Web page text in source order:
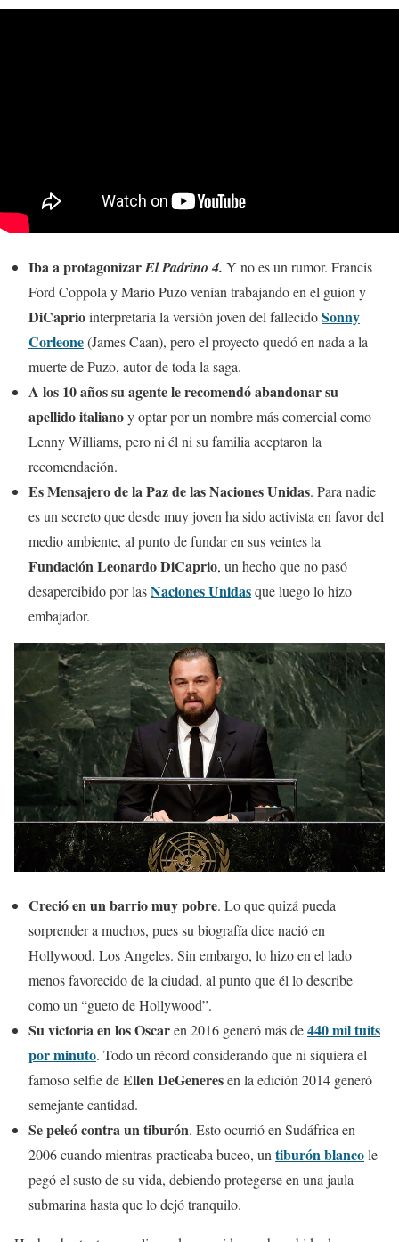
Iba a protagonizarEl Padrino 4. Y no es un rumor. Francis
Ford Coppola y Mario Puzo venían trabajando en el guion y
DiCapriointerpretaría la versión joven del fallecidoSonny
Corleone(James Caan), pero el proyecto quedó en nada a la
muerte de Puzo, autor de toda la saga.
A los 10 años su agente le recomendó abandonar su
apellido italianoy optar por un nombre más comercial como
Lenny Williams, pero ni él ni su familia aceptaron la
recomendación.
Es Mensajero de la Paz de las Naciones Unidas. Para nadie
es un secreto que desde muy joven ha sido activista en favor del
medio ambiente, al punto de fundar en sus veintes la
Fundación Leonardo DiCaprio, un hecho que no pasó
desapercibido por lasNaciones Unidasque luego lo hizo
embajador.
Creció en un barrio muy pobre. Lo que quizá pueda
sorprender a muchos, pues su biografía dice nació en
Hollywood, Los Angeles. Sin embargo, lo hizo en el lado
menos favorecido de la ciudad, al punto que él lo describe
como un “gueto de Hollywood”.
Su victoria en los Oscaren 2016 generó más de440 mil tuits
por minuto. Todo un récord considerando que ni siquiera el
famoso selfie deEllen DeGeneresen la edición 2014 generó
semejante cantidad.
Se peleó contra un tiburón. Esto ocurrió en Sudáfrica en
2006 cuando mientras practicaba buceo, un tiburón blancole
pegó el susto de su vida, debiendo protegerse en una jaula
submarina hasta que lo dejó tranquilo.